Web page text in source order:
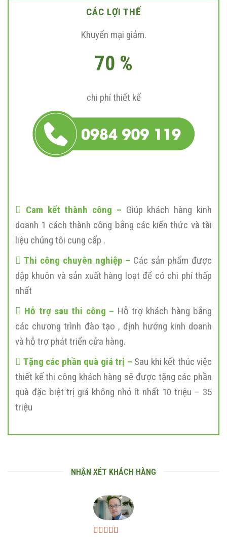
CÁC LỢI THẾ
Khuyến mại giảm.
70 %
chi phí thiết kế
Cam kết thành công – Giúp khách hàng kinh
doanh 1 cách thành công bằng các kiến thức và tài
liệu chúng tôi cung cấp .
Thi công chuyên nghiệp – Các sản phẩm được
dập khuôn và sản xuất hàng loạt để có chi phí thấp
nhất
Hỗ trợ sau thi công – Hỗ trợ khách hàng bằng
các chương trình đào tạo , định hướng kinh doanh
và hỗ trợ phát triển cửa hàng.
Tặng các phần quà giá trị – Sau khi kết thúc việc
thiết kế thi công khách hàng sẽ được tặng các phần
quà đặc biệt trị giá không nhỏ ít nhất 10 triệu – 35
triệu
NHẬN XÉT KHÁCH HÀNG